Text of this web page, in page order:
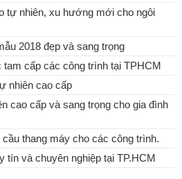
tự nhiên, xu hướng mới cho ngôi
2018 đẹp và sang trọng
cấp các công trình tại TPHCM
nhiên cao cấp
cao cấp và sang trọng cho gia đình
thang máy cho các công trình.
tín và chuyên nghiệp tại TP.HCM